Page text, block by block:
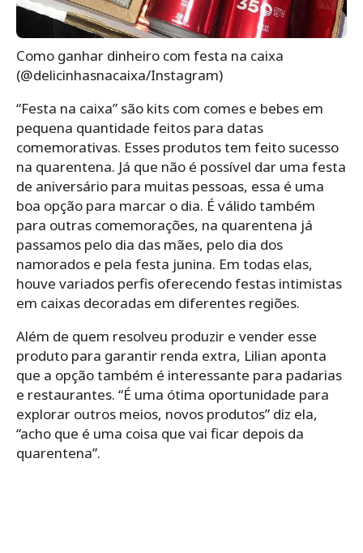
Como ganhar dinheiro com festa na caixa
(@delicinhasnacaixa/Instagram)
“Festa na caixa” são kits com comes e bebes em
pequena quantidade feitos para datas
comemorativas. Esses produtos tem feito sucesso
na quarentena. Já que não é possível dar uma festa
de aniversário para muitas pessoas, essa é uma
boa opção para marcar o dia. É válido também
para outras comemorações, na quarentena já
passamos pelo dia das mães, pelo dia dos
namorados e pela festa junina. Em todas elas,
houve variados perfis oferecendo festas intimistas
em caixas decoradas em diferentes regiões.
Além de quem resolveu produzir e vender esse
produto para garantir renda extra, Lilian aponta
que a opção também é interessante para padarias
e restaurantes. “É uma ótima oportunidade para
explorar outros meios, novos produtos” diz ela,
“acho que é uma coisa que vai ficar depois da
quarentena”.